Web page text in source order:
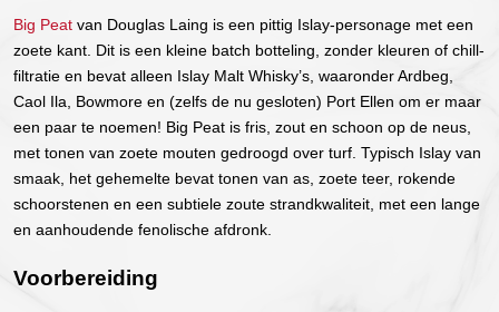
Big Peat van Douglas Laing is een pittig Islay-personage met een
zoete kant. Dit is een kleine batch botteling, zonder kleuren of chill-
filtratie en bevat alleen Islay Malt Whisky’s, waaronder Ardbeg,
Caol Ila, Bowmore en (zelfs de nu gesloten) Port Ellen om er maar
een paar te noemen! Big Peat is fris, zout en schoon op de neus,
met tonen van zoete mouten gedroogd over turf. Typisch Islay van
smaak, het gehemelte bevat tonen van as, zoete teer, rokende
schoorstenen en een subtiele zoute strandkwaliteit, met een lange
en aanhoudende fenolische afdronk.
Voorbereiding